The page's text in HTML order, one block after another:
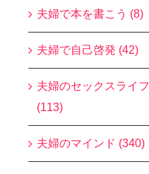
夫婦で本を書こう (8)
夫婦で自己啓発 (42)
夫婦のセックスライフ
(113)
夫婦のマインド (340)